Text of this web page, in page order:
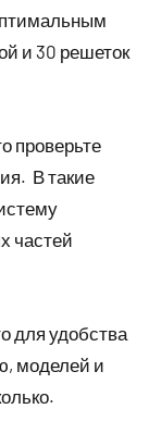
и 30 решеток
проверьте
В такие
частей
для удобства
моделей и